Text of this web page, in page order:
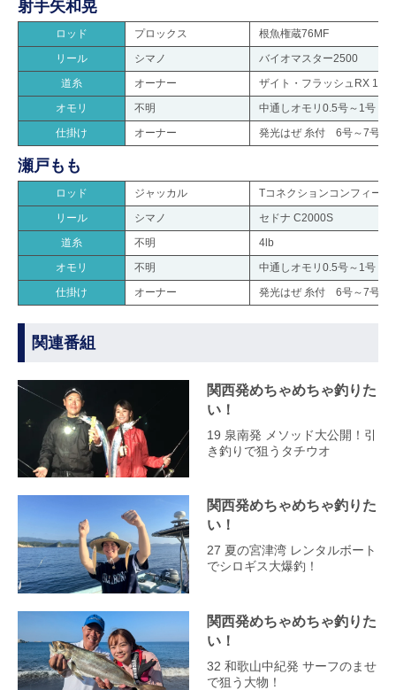
射手矢和晃
ロッド プロックス
根魚権蔵76MF
リール
シマノ
バイオマスター2500
道糸
オーナー
ザイト・フラッシュRX 1.75
オモリ
不明
中通しオモリ0.5号～1号
仕掛け
オーナー 発光はぜ 糸付 6号～7号
瀬戸もも
ロッド ジャッカル
Tコネクションコンフィー
リール
シマノ
セドナ C2000S
道糸
不明
4lb
オモリ
不明
中通しオモリ0.5号～1号
仕掛け
オーナー 発光はぜ 糸付 6号～7号
関連番組
関西発めちゃめちゃ釣りた
い！
19 泉南発 メソッド大公開！引
き釣りで狙うタチウオ
関西発めちゃめちゃ釣りた
い！
27 夏の宮津湾 レンタルボート
でシロギス大爆釣！
関西発めちゃめちゃ釣りた
い！
32 和歌山中紀発 サーフのませ
で狙う大物！